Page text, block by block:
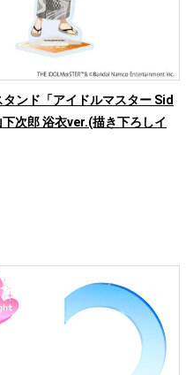
タンド「アイドルマスター Sid
次郎 浴衣ver.(描き下ろしイ